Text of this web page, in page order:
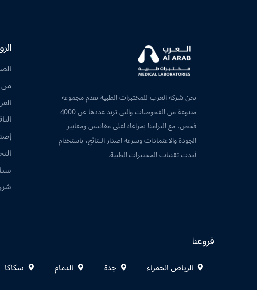
نحن شركة العرب للمختبرات الطبية نقدم مجموعة
متنوعة من الفحوصات والتي تزيد عددها عن 4000
فحص، مع التزامنا بمراعاة اعلى مقاييس ومعايير
الجودة والاعتمادات وسرعة اصدار النتائج، باستخدام
أحدث تقنيات المختبرات الطبية.
فروعنا
الرياض الحمراء جدة الدمام سكاكا